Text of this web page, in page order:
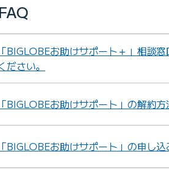
「BIGLOBEお助けサポート＋」相談
ださい。
「BIGLOBEお助けサポート」の解約
「BIGLOBEお助けサポート」の申し